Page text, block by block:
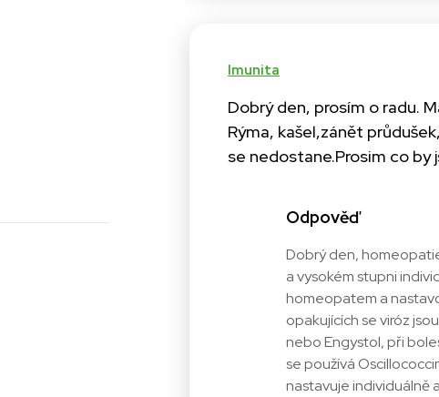
Imunita
Dobrý den, prosím o radu.
Rýma, kašel,zánět
se nedostane.Prosim co by
Odpověď
Dobrý den,
a vysokém stupni
homeopatem a
opakujících se viróz
nebo Engystol, při
se používá
nastavuje individuálně